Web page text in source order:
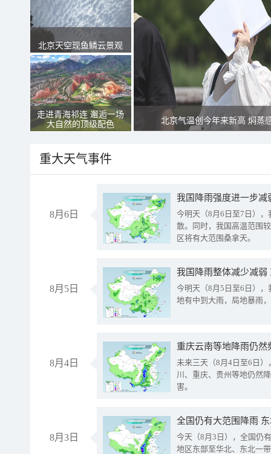
北京天空现鱼鳞云景观
走进青海祁连 邂逅一场
大自然的顶级配色
北京气温创今年来新高 焖蒸
重大天气事件
8月6日
今明天（8月6日至7日）
散。同时，我国高温范围
区将有大范围桑拿天。
8月5日
我国降雨整体减少减弱
今明天（8月5日至6日）
地有中到大雨，局地暴雨
8月4日
重庆云南等地降雨仍然
未来三天（8月4日至6日
川、重庆、贵州等地仍然
害。
8月3日
全国仍有大范围降雨
今天（8月3日），全国仍
地区东部至华北、东北一